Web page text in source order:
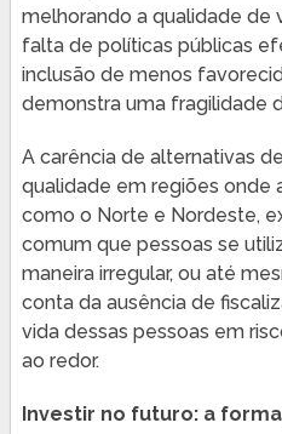
melhorando a qualidade de
falta de políticas públicas
inclusão de menos
demonstra uma fragilidade
A carência de alternativas
qualidade em regiões onde
como o Norte e Nordeste,
comum que pessoas se
maneira irregular, ou até
conta da ausência de
vida dessas pessoas em
ao redor.
Investir no futuro: a